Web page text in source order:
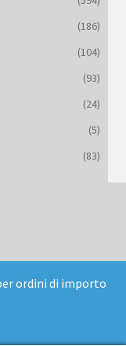
ordini di importo
(186)
(104)
(93)
(24)
(5)
(83)
.